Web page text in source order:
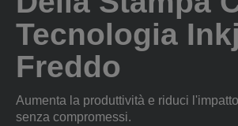
Tecnologia
Freddo
Aumenta la produttività e riduci
senza compromessi.